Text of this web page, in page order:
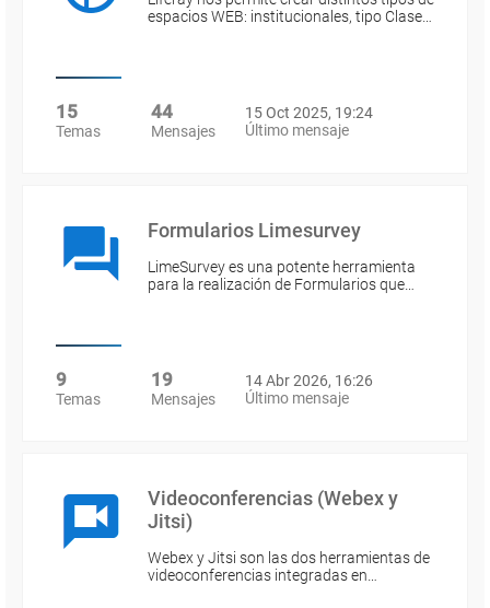
espacios WEB: institucionales, tipo Clase…
15
Temas
44
Mensajes
15 Oct 2025, 19:24
Último mensaje
Formularios Limesurvey
LimeSurvey es una potente herramienta
para la realización de Formularios que…
9
Temas
19
Mensajes
14 Abr 2026, 16:26
Último mensaje
Videoconferencias (Webex y
Jitsi)
Webex y Jitsi son las dos herramientas de
videoconferencias integradas en…